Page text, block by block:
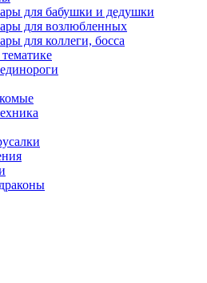
для бабушки и дедушки
для возлюбленных
для коллеги, босса